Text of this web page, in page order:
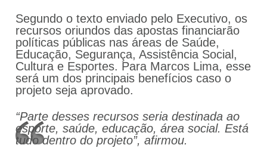
Segundo o texto enviado pelo Executivo, os
recursos oriundos das apostas financiarão
políticas públicas nas áreas de Saúde,
Educação, Segurança, Assistência Social,
Cultura e Esportes. Para Marcos Lima, esse
será um dos principais benefícios caso o
projeto seja aprovado.
“Parte desses recursos seria destinada ao
esporte, saúde, educação, área social. Está
tudo dentro do projeto”, afirmou.